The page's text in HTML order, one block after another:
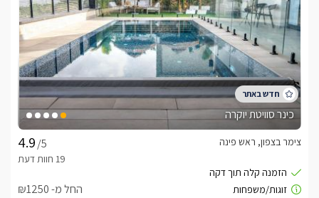
כינר סוויטת יוקרה
/5
צימר בצפון, ראש פינה
החל מ- ₪1250